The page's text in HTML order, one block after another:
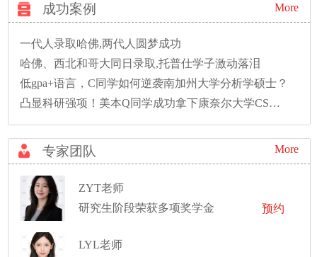
成功案例 More
一代人录取哈佛,两代人圆梦成功
哈佛、西北和哥大同日录取,托普仕学子激动落泪
低gpa+语言，C同学如何逆袭南加州大学分析学硕士？
凸显科研强项！美本Q同学成功拿下康奈尔大学CS硕士录取！
专家团队 More
ZYT老师
研究生阶段荣获多项奖学金
预约
LYL老师